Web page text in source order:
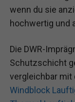
wenn du sie
hochwertig und
Die DWR-
Schutzschicht
vergleichbar mit
Windblock